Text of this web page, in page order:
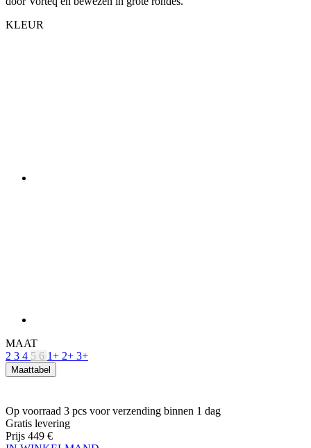
KLEUR
MAAT
2 3 4 5 6 1+ 2+ 3+
Maattabel
Op voorraad 3 pcs voor verzending binnen 1 dag
Gratis levering
Prijs 449 €